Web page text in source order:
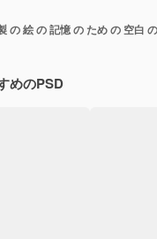
の 絵 の 記憶 の ため の 空白
めのPSD